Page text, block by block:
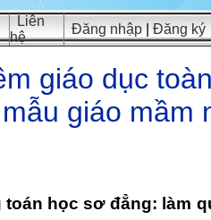
Liên
hệ
Đăng nhập Đăng ký
giáo dục
giáo mầm
học sơ đẳng: làm